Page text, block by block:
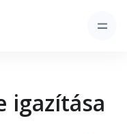
igazítása